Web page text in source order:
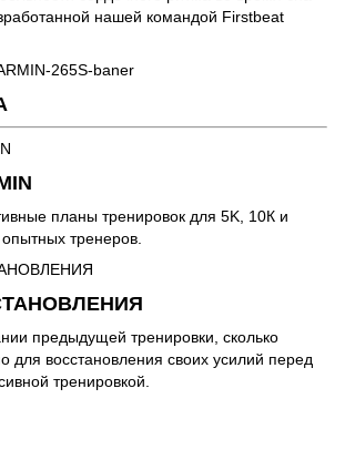
нашей командой Firstbeat
планы тренировок для 5K, 10К и
тренеров.
предыдущей тренировки, сколько
для восстановления своих усилий перед
тренировкой.